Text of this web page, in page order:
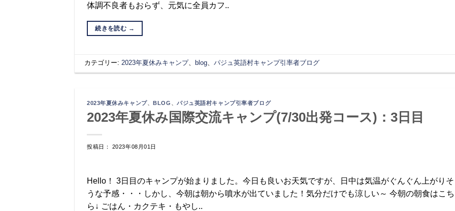
体調不良者もおらず、元気に全員カフ..
続きを読む →
カテゴリー:2023年夏休みキャンプ、 blog、パジュ英語村キャンプ引率者ブログ
2023年夏休みキャンプ、BLOG 、パジュ英語村キャンプ引率者ブログ
2023年夏休み国際交流キャンプ(7/30出発コース)：3日目
投稿日： 2023年08月01日
Hello！ 3日目のキャンプが始まりました。今日も良いお天気ですが、日中は気温がぐんぐん上がりそ
うな予感・・・しかし、今朝は朝から噴水が出ていました！気分だけでも涼しい～ 今朝の朝食はこち
ら↓ ごはん・カクテキ・もやし..